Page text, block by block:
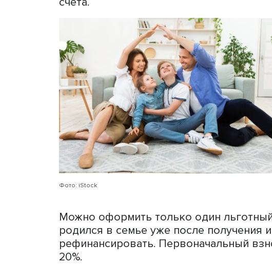
С этого года «Семейная
детьми, имеющие хотя бы
воспитывающие ребенка-
субъектах РФ, списоккоторых
(численностью до 50 тысяч
семьи, где есть два и более
зависимости от их возраста.
Строительство
программе доступно по всей
214-ФЗ или договора подряда и
счета.